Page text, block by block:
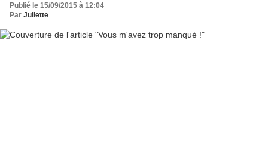
Publié le 15/09/2015 à 12:04
Par Juliette